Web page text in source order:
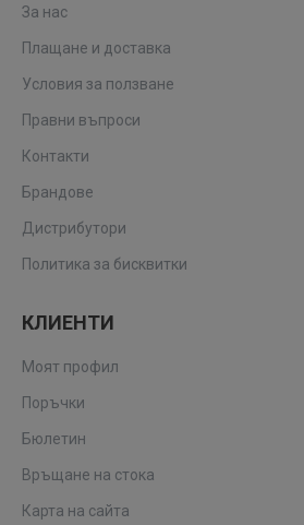
За нас
Плащане и доставка
Условия за ползване
Правни въпроси
Контакти
Брандове
Дистрибутори
Политика за бисквитки
КЛИЕНТИ
Моят профил
Поръчки
Бюлетин
Връщане на стока
Карта на сайта